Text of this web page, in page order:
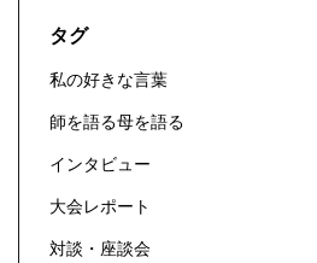
タグ
私の好きな言葉
師を語る母を語る
インタビュー
大会レポート
対談・座談会